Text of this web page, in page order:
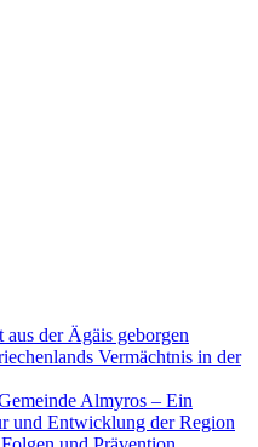
der Ägäis geborgen
Vermächtnis in der
Almyros – Ein
und Entwicklung der Region